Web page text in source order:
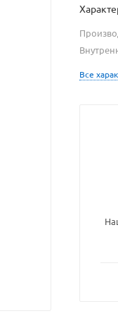
Все